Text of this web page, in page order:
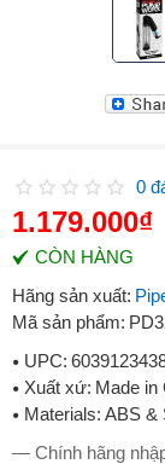
CÒN HÀNG
Hãng sản xuất:
Mã sản phẩm:
UPC:
Xuất xứ: Made in
Materials: ABS &
0
1.179.000₫
— Chính hãng